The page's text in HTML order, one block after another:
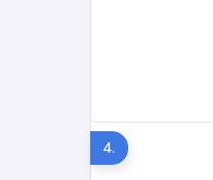
4.